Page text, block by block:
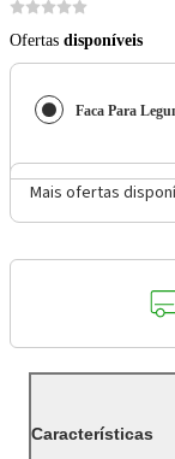
Ofertas disponíveis
Mais ofertas
Características